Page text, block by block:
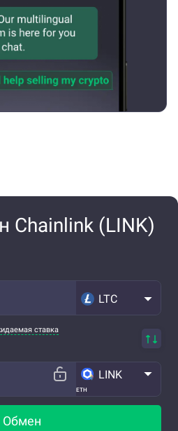
Chainlink (LINK)
LTC
ставка
ETH
LINK
Обмен